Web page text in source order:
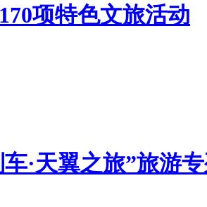
项特色文旅活动
·天翼之旅”旅游